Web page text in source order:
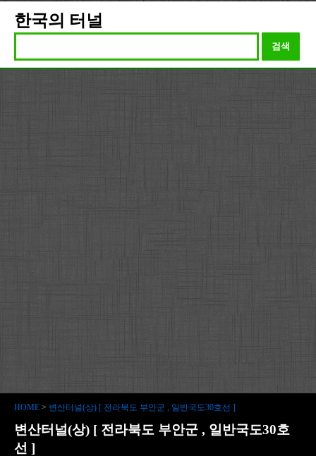
한국의 터널
검색
HOME > 변산터널(상) [ 전라북도 부안군 , 일반국도30호선 ]
변산터널(상) [ 전라북도 부안군 , 일반국도30호
선 ]